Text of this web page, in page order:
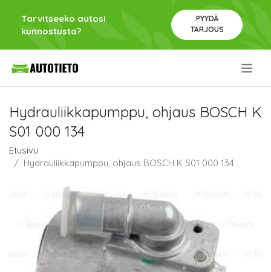
Tarvitseeko autosi
kunnostusta?
PYYDÄ
TARJOUS
Hydrauliikkapumppu, ohjaus BOSCH K
S01 000 134
Etusivu
Hydrauliikkapumppu, ohjaus BOSCH K S01 000 134